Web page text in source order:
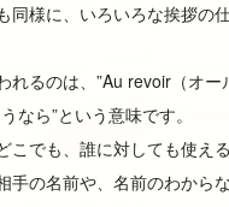
同様に、いろいろな挨拶の
れるのは、”Au revoir（オー
なら”という意味です。
こでも、誰に対しても使え
手の名前や、名前のわから